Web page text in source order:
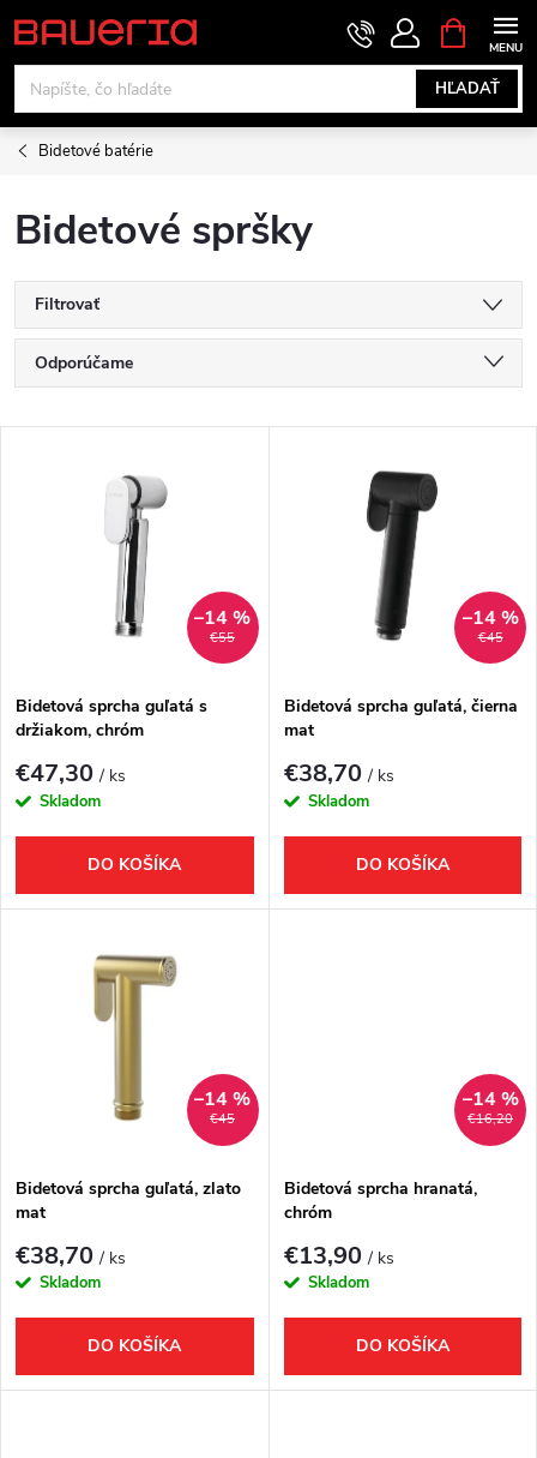
Prejsť
na
obsah
HĽADAŤ
KOŠÍK
Bidetové batérie
Bidetové spršky
Filtrovať
R
a
e
p
r
o
o
v
Odporúčame
Najpredávanejšie
s
p
r
o
v
€55
–14 %
Bidetová sprcha guľatá s
držiakom, chróm
€47,30/ ks
Skladom
DO KOŠÍKA
€45
–14 %
Bidetová sprcha guľatá, čierna
mat
€38,70/ ks
Skladom
DO KOŠÍKA
€45
–14 %
Bidetová sprcha guľatá, zlato
mat
€38,70/ ks
Skladom
DO KOŠÍKA
€16,20
–14 %
Bidetová sprcha hranatá,
chróm
€13,90/ ks
Skladom
DO KOŠÍKA